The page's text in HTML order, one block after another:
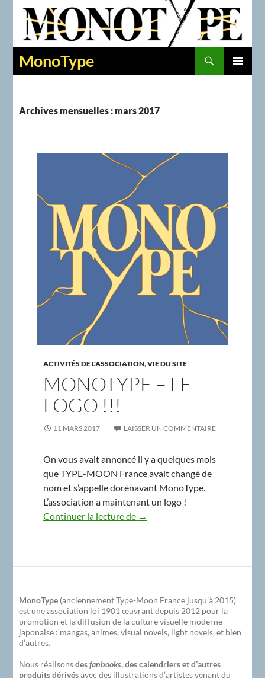
MonoType
Recherche
Archives mensuelles : mars 2017
ACTIVITÉS DE L'ASSOCIATION,VIE DU SITE
MONOTYPE – LE
LOGO !!!
11 MARS 2017 LAISSER UN COMMENTAIRE
On vous avait annoncé il y a quelques mois
que TYPE-MOON France avait changé de
nom et s’appelle dorénavant MonoType.
L’association a maintenant un logo !
Continuer la lecture de MonoType – LE LOGO !!!
→
MonoType (anciennement Type-Moon France jusqu’à 2015)
est une association loi 1901 œuvrant depuis 2012 pour la
promotion et la diffusion de la culture visuelle moderne
japonaise : mangas, animes, visual novels, light novels, et bien
d’autres.
Nous réalisonsdesfanbooks, des calendriers et d’autres
produits dérivésavec des illustrations d’artistes venant du